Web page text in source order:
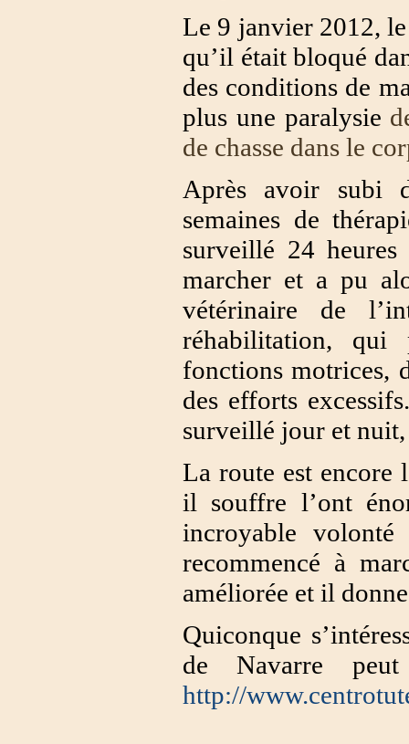
Le 9 janvier 2012,
qu’il était bloqué
des conditions de
plus une paralysie
de chasse dans le
Après avoir subi
semaines de
surveillé 24
marcher et a pu
vétérinaire de
réhabilitation, qui
fonctions motrices,
des efforts
surveillé jour et
La route est encore
il souffre l’ont
incroyable
recommencé à
améliorée et il
Quiconque
de Navarre
http://